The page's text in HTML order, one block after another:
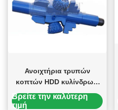
Ανοιχτήρια τρυπών
κοπτών HDD κυλίνδρων/
σειρές ISO 9001
Βρείτε την καλύτερη
τιμή